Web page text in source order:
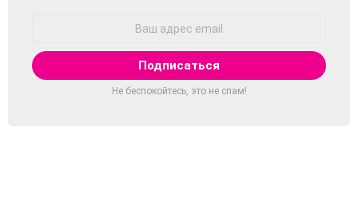
Не беспокойтесь, это не спам!